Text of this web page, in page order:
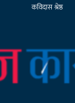
कविदास श्रेष्ठ